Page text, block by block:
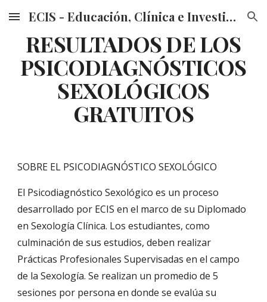
Skip to main content Skip to navigation
ECIS - Educación, Clínica e Investigación en Sexualidad
RESULTADOS DE LOS
PSICODIAGNÓSTICOS
SEXOLÓGICOS
GRATUITOS
SOBRE EL PSICODIAGNÓSTICO SEXOLÓGICO
El Psicodiagnóstico Sexológico es un proceso
desarrollado por ECIS en el marco de su Diplomado
en Sexología Clínica. Los estudiantes, como
culminación de sus estudios, deben realizar
Prácticas Profesionales Supervisadas en el campo
de la Sexología. Se realizan un promedio de 5
sesiones por persona en donde se evalúa su